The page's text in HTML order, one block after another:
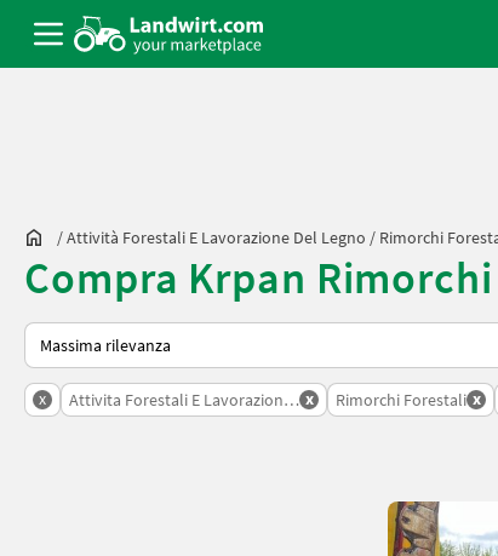
/Attività Forestali E Lavorazione Del Legno / Rimorchi
Compra Krpan
Ecco come viene ordinato su Landwirt.com
x Attivita Forestali E Lavorazione Del Legno
x Rimorchi Forestali x